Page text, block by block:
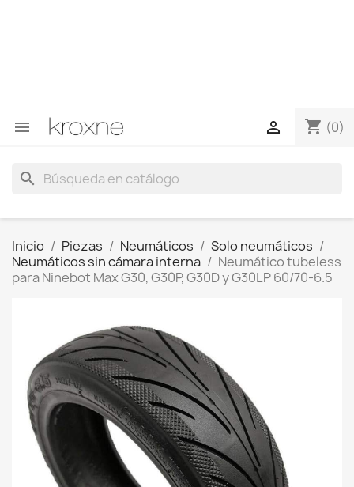
 shopping_cart (0)

search
Inicio Piezas Neumáticos
Solo neumáticos
Neumáticos sin cámara interna
Neumático tubeless
para Ninebot Max G30, G30P, G30D y G30LP 60/70-6.5